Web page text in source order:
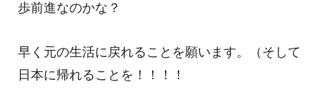
歩前進なのかな？
早く元の生活に戻れることを願います。（そして
日本に帰れることを！！！！